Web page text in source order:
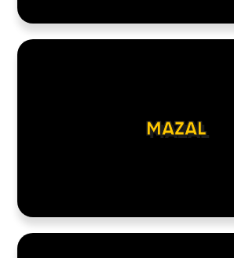
MAZAL